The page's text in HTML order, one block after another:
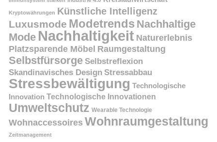
Kryptowährungen Künstliche Intelligenz
Luxusmode Modetrends Nachhaltige
Mode Nachhaltigkeit Naturerlebnis
Platzsparende Möbel Raumgestaltung
Selbstfürsorge Selbstreflexion
Skandinavisches Design Stressabbau
Stressbewältigung Technologische
Innovation Technologische Innovationen
Umweltschutz Wearable Technologie
Wohnaccessoires Wohnraumgestaltung
Zeitmanagement